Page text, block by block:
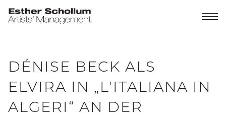
DÉNISE BECK ALS
ELVIRA IN „LʼITALIANA IN
ALGERI“ AN DER